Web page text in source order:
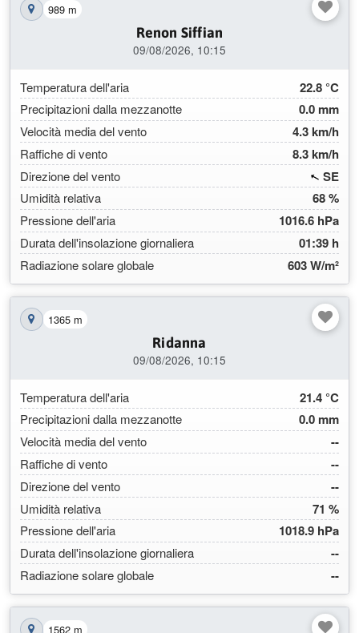
Mostra la stazione sulla mappa
989 m
Renon Siffian
09/08/2026, 10:15
Temperatura dell'aria 22.8 °C
Precipitazioni dalla mezzanotte 0.0 mm
Velocità media del vento 4.3 km/h
Raffiche di vento 8.3 km/h
Direzione del vento SE
Umidità relativa
68 %
Pressione dell'aria 1016.6 hPa
Durata dell'insolazione giornaliera 01:39 h
Radiazione solare globale 603 W/m²
Mostra la stazione sulla mappa
1365 m
Ridanna
09/08/2026, 10:15
Temperatura dell'aria 21.4 °C
Precipitazioni dalla mezzanotte 0.0 mm
Velocità media del vento --
Raffiche di vento --
Direzione del vento --
Umidità relativa 71 %
Pressione dell'aria 1018.9 hPa
Durata dell'insolazione giornaliera --
Radiazione solare globale --
1562 m